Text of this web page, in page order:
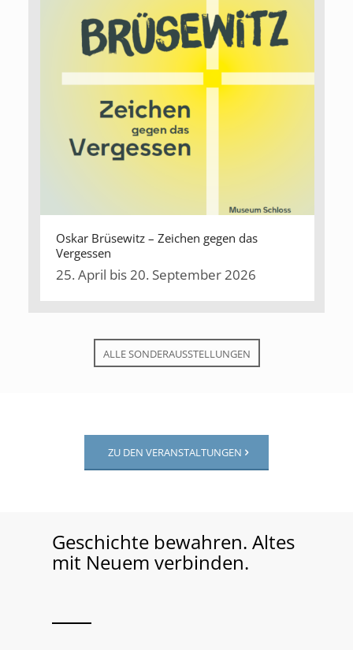
Oskar Brüsewitz – Zeichen gegen das
Vergessen
25. April bis 20. September 2026
ALLE SONDERAUSSTELLUNGEN
ZU DEN VERANSTALTUNGEN
Geschichte bewahren. Altes
mit Neuem verbinden.